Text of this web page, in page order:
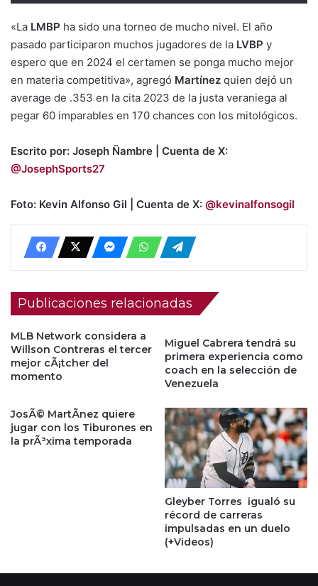
«La LMBP ha sido una torneo de mucho nivel. El año
pasado participaron muchos jugadores de la LVBP y
espero que en 2024 el certamen se ponga mucho mejor
en materia competitiva», agregó Martínez quien dejó un
average de .353 en la cita 2023 de la justa veraniega al
pegar 60 imparables en 170 chances con los mitológicos.
Escrito por: Joseph Ñambre | Cuenta de X:
@JosephSports27
Foto: Kevin Alfonso Gil | Cuenta de X: @kevinalfonsogil
Publicaciones relacionadas
MLB Network considera a
Willson Contreras el tercer
mejor cÃ¡tcher del
momento
Miguel Cabrera tendrá su
primera experiencia como
coach en la selección de
Venezuela
JosÃ© MartÃ­nez quiere
jugar con los Tiburones en
la prÃ³xima temporada
Gleyber Torres igualó su
récord de carreras
impulsadas en un duelo
(+Videos)